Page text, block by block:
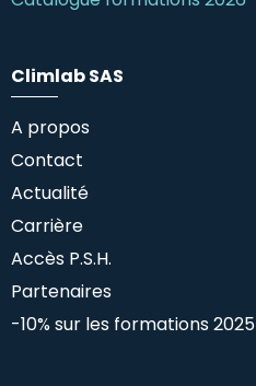
Climlab SAS
A propos
Contact
Actualité
Carrière
Accès P.S.H.
Partenaires
-10% sur les formations 2025